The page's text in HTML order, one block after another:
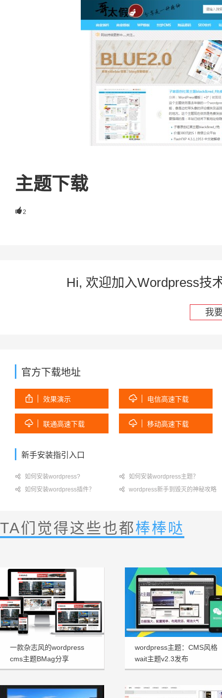
主题下载
2
Hi, 欢迎加入Wordpress技
我
官方下载地址
 效果演示  电信高速下载
 联通高速下载  移动高速下载
新手安装指引入口
 如何安装wordpress?  如何安装wordpress主题？
 如何安装wordpress插件？  wordpress新手到毁灭的神秘攻略
TA们觉得这些也都棒棒哒
一款杂志风的wordpress
cms主题BMag分享
wordpress主题：CMS风格
wait主题v2.3发布